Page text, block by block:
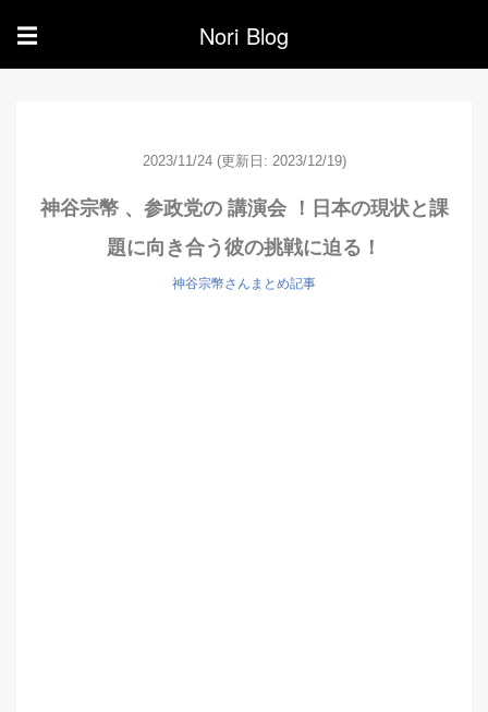
☰ Nori Blog
2023/11/24 (更新日: 2023/12/19)
神谷宗幣 、参政党の 講演会 ！日本の現状と課
題に向き合う彼の挑戦に迫る！
神谷宗幣さんまとめ記事